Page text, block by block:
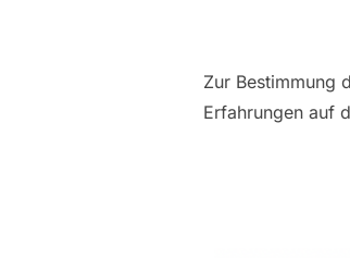
Zur Bestimmung
Erfahrungen auf